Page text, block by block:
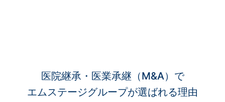
医院継承・医業承継（M&A）で
エムステージグループが選ばれる理由